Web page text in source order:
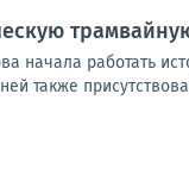
начала работать
также